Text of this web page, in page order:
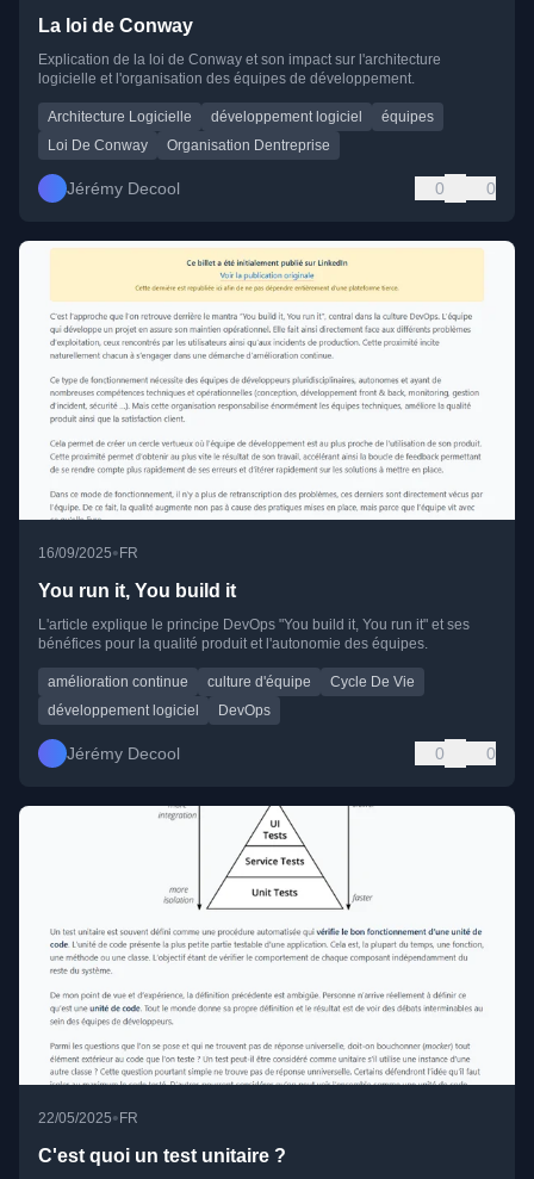
La loi de Conway
Explication de la loi de Conway et son impact sur l'architecture
logicielle et l'organisation des équipes de développement.
Architecture Logicielle développement logiciel
équipes
Loi De Conway
Organisation Dentreprise
Jérémy Decool 0 0
16/09/2025•FR
You run it, You build it
L'article explique le principe DevOps "You build it, You run it" et ses
bénéfices pour la qualité produit et l'autonomie des équipes.
amélioration continue culture d'équipe
Cycle De Vie
développement logiciel
DevOps
Jérémy Decool 0 0
22/05/2025• FR
C'est quoi un test unitaire ?